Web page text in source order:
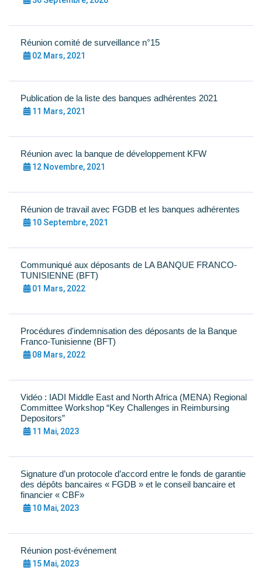
Réunion comité de surveillance n°15
02 Mars, 2021
Publication de la liste des banques adhérentes 2021
11 Mars, 2021
Réunion avec la banque de développement KFW
12 Novembre, 2021
Réunion de travail avec FGDB et les banques adhérentes
10 Septembre, 2021
Communiqué aux déposants de LA BANQUE FRANCO-
TUNISIENNE (BFT)
01 Mars, 2022
Procédures d'indemnisation des déposants de la Banque
Franco-Tunisienne (BFT)
08 Mars, 2022
Vidéo : IADI Middle East and North Africa (MENA) Regional
Committee Workshop “Key Challenges in Reimbursing
Depositors”
11 Mai, 2023
Signature d’un protocole d’accord entre le fonds de garantie
des dépôts bancaires « FGDB » et le conseil bancaire et
financier « CBF»
10 Mai, 2023
Réunion post-événement
15 Mai, 2023